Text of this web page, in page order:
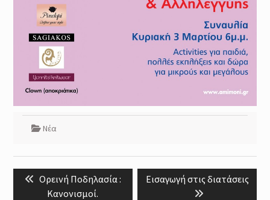
Νέα
navigation
Previous
post:
Ορεινή Ποδηλασία :
Κανονισμοί.
Next
Εισαγωγή στις διατάσεις